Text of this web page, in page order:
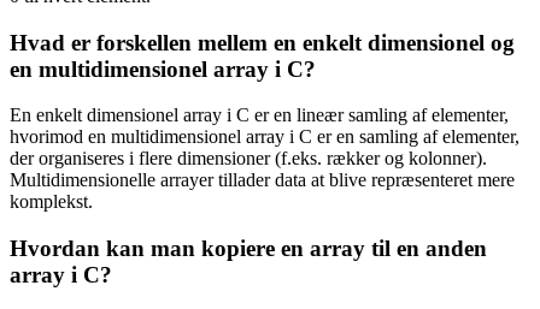
Hvad er forskellen mellem en enkelt dimensionel og
en multidimensionel array i C?
En enkelt dimensionel array i C er en lineær samling af elementer,
hvorimod en multidimensionel array i C er en samling af elementer,
der organiseres i flere dimensioner (f.eks. rækker og kolonner).
Multidimensionelle arrayer tillader data at blive repræsenteret mere
komplekst.
Hvordan kan man kopiere en array til en anden
array i C?